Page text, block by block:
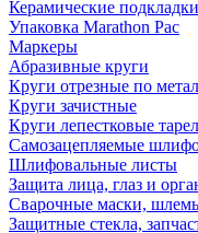
Керамические подкладки
Упаковка Marathon Pac
Маркеры
Абразивные круги
Круги отрезные по
Круги зачистные
Круги лепестковые
Самозацепляемые
Шлифовальные листы
Защита лица, глаз и
Сварочные маски,
Защитные стекла,